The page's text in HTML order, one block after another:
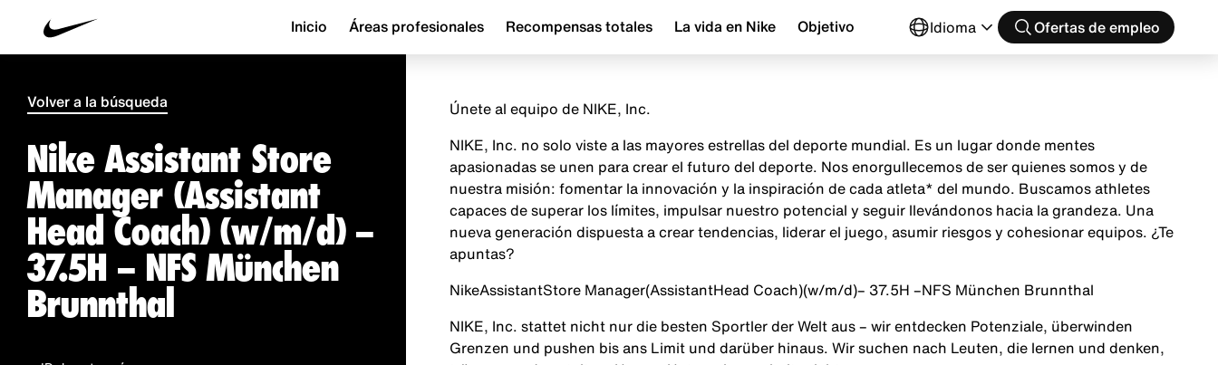
Inicio Áreas profesionales Recompensas totales La vida en Nike Objetivo Idioma Ofertas de empleo
Volver a la búsqueda
Nike Assistant Store
Manager (Assistant
Head Coach) (w/m/d) –
37.5H – NFS München
Brunnthal
Únete al equipo de NIKE, Inc.
NIKE, Inc. no solo viste a las mayores estrellas del deporte mundial. Es un lugar donde mentes
apasionadas se unen para crear el futuro del deporte. Nos enorgullecemos de ser quienes somos y de
nuestra misión: fomentar la innovación y la inspiración de cada atleta* del mundo. Buscamos athletes
capaces de superar los límites, impulsar nuestro potencial y seguir llevándonos hacia la grandeza. Una
nueva generación dispuesta a crear tendencias, liderar el juego, asumir riesgos y cohesionar equipos. ¿Te
apuntas?
NikeAssistantStore Manager(AssistantHead Coach)(w/m/d)– 37.5H –NFS München Brunnthal
NIKE, Inc. stattet nicht nur die besten Sportler der Welt aus – wir entdecken Potenziale, überwinden
Grenzen und pushen bis ans Limit und darüber hinaus. Wir suchen nach Leuten, die lernen und denken,